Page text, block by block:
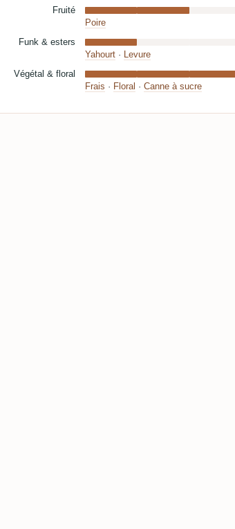
Fruité
Poire
Funk & esters
Yahourt· Levure
Végétal & floral
Frais · Floral · Canne à sucre